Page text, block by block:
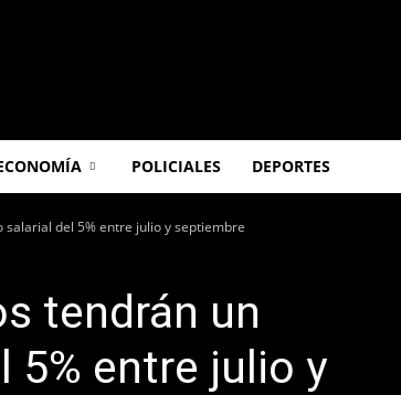
POLICIALES DEPORTES
del 5% entre julio y septiembre
tendrán un
5% entre julio y